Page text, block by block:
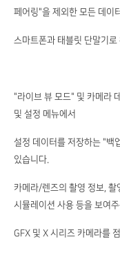
페어링"을 제외한 모든 데이
스마트폰과 태블릿 단말기
"라이브 뷰 모드" 및 카메라
및 설정 메뉴에서
설정 데이터를 저장하는 "백
있습니다.
카메라/렌즈의 촬영 정보, 촬
시뮬레이션 사용 등을 보여
GFX 및 X 시리즈 카메라를